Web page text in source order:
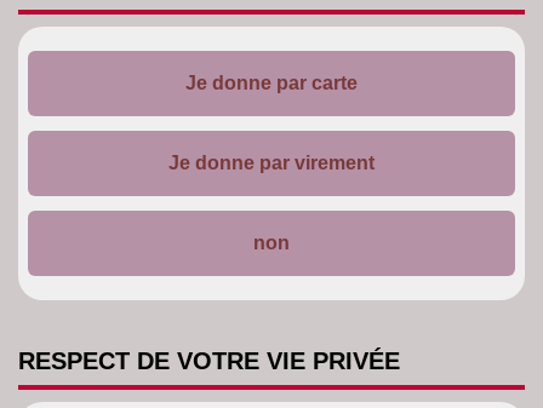
Je donne par carte
Je donne par virement
non
RESPECT DE VOTRE VIE PRIVÉE